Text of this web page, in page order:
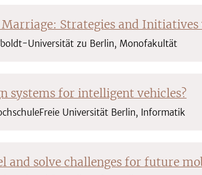
Strategies and
Universität zu Berlin, Monofakultät
systems for intelligent vehicles?
Universität Berlin, Informatik
and solve challenges for future